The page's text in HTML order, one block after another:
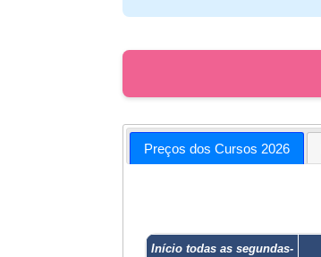
Preços dos Cursos 2026
Início todas as segundas-